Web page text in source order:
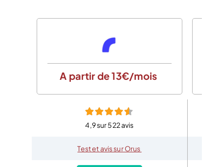
A partir de 13€/mois
4,9 sur 522 avis
Test et avis sur Orus